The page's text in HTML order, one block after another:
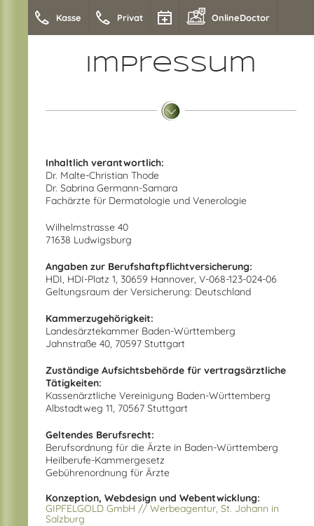
Kasse Privat OnlineDoctor
Impressum
Inhaltlich verantwortlich:
Dr. Malte-Christian Thode
Dr. Sabrina Germann-Samara
Fachärzte für Dermatologie und Venerologie
Wilhelmstrasse 40
71638 Ludwigsburg
Angaben zur Berufshaftpflichtversicherung:
HDI, HDI-Platz 1, 30659 Hannover, V-068-123-024-06
Geltungsraum der Versicherung: Deutschland
Kammerzugehörigkeit:
Landesärztekammer Baden-Württemberg
Jahnstraße 40, 70597 Stuttgart
Zuständige Aufsichtsbehörde für vertragsärztliche
Tätigkeiten:
Kassenärztliche Vereinigung Baden-Württemberg
Albstadtweg 11, 70567 Stuttgart
Geltendes Berufsrecht:
Berufsordnung für die Ärzte in Baden-Württemberg
Heilberufe-Kammergesetz
Gebührenordnung für Ärzte
Konzeption, Webdesign und Webentwicklung:
GIPFELGOLD GmbH // Werbeagentur, St. Johann in
Salzburg